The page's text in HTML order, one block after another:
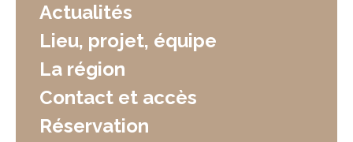
Actualités
Lieu, projet, équipe
La région
Contact et accès
Réservation